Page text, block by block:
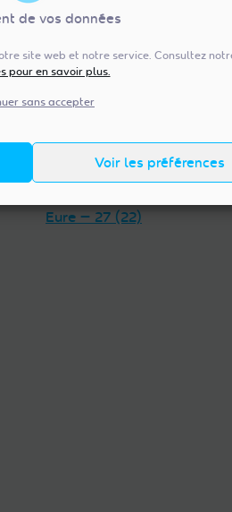
de vos données
site web et notre service. Consultez
pour en savoir plus.
sans accepter
Voir les préférences
Normandie (154)
Seine-Maritime — 76 (43)
Eure — 27 (22)